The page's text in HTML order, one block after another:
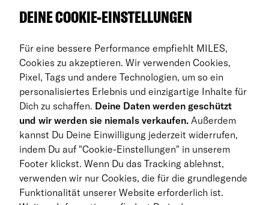
Über uns
FAQ
Business Abo
Rückgabe
DE
© 2026 MILES Mobility GmbH
Geschäftsbedingungen
DEINE COOKIE-EINSTELLUNGEN
Für eine bessere Performance empfiehlt MILES,
Cookies zu akzeptieren. Wir verwenden Cookies,
Pixel, Tags und andere Technologien, um so ein
personalisiertes Erlebnis und einzigartige Inhalte für
Dich zu schaffen. Deine Daten werden geschützt
und wir werden sie niemals verkaufen. Außerdem
kannst Du Deine Einwilligung jederzeit widerrufen,
indem Du auf "Cookie-Einstellungen" in unserem
Footer klickst. Wenn Du das Tracking ablehnst,
verwenden wir nur Cookies, die für die grundlegende
Funktionalität unserer Website erforderlich ist.